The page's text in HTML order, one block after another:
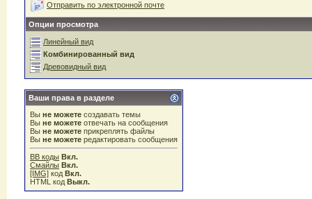
Отправить по электронной почте
Опции просмотра
Линейный вид
Комбинированный вид
Древовидный вид
Ваши права в разделе
Вы не можете создавать темы
Вы не можете отвечать на сообщения
Вы не можете прикреплять файлы
Вы не можете редактировать сообщения
BB коды Вкл.
Смайлы Вкл.
[IMG] код Вкл.
HTML код Выкл.